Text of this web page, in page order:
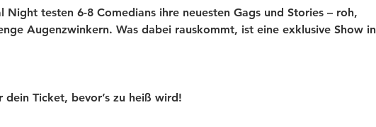
testen 6-8 Comedians ihre neuesten Gags und Stories – roh,
Augenzwinkern. Was dabei rauskommt, ist eine exklusive Show in
Ticket, bevor’s zu heiß wird!